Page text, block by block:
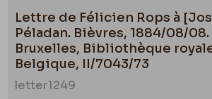
Lettre de Félicien Rops à
Péladan. Bièvres, 1884/08/08.
Bruxelles, Bibliothèque
Belgique, II/7043/73
letter1249